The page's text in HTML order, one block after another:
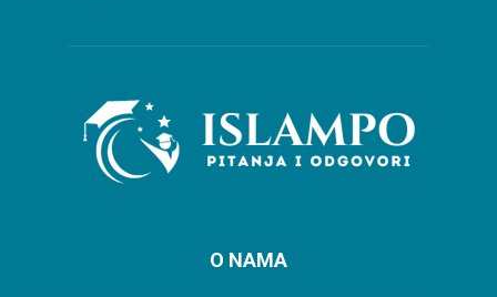
O NAMA